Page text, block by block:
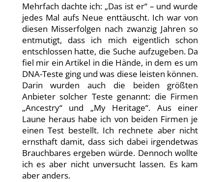
Mehrfach dachte ich: „Das ist er“ – und wurde
jedes Mal aufs Neue enttäuscht. Ich war von
diesen Misserfolgen nach zwanzig Jahren so
entmutigt, dass ich mich eigentlich schon
entschlossen hatte, die Suche aufzugeben. Da
fiel mir ein Artikel in die Hände, in dem es um
DNA-Teste ging und was diese leisten können.
Darin wurden auch die beiden größten
Anbieter solcher Teste genannt: die Firmen
„Ancestry“ und „My Heritage“. Aus einer
Laune heraus habe ich von beiden Firmen je
einen Test bestellt. Ich rechnete aber nicht
ernsthaft damit, dass sich dabei irgendetwas
Brauchbares ergeben würde. Dennoch wollte
ich es aber nicht unversucht lassen. Es kam
aber anders.